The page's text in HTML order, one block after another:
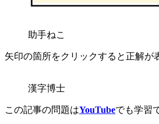
助手ねこ
矢印の箇所をクリックすると正解が
漢字博士
この記事の問題はYouTubeでも学習